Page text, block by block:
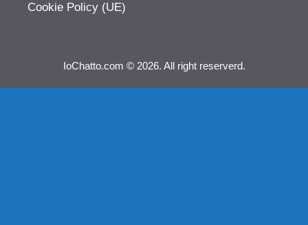
Cookie Policy (UE)
IoChatto.com © 2026. All right reserverd.